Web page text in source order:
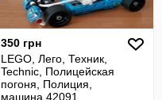
350 грн
LEGO, Лего, Техник,
Technic, Полицейская
погоня, Полиция,
машина,42091